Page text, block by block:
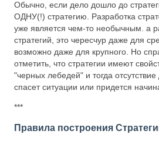
Обычно, если дело дошло до
ОДНУ(!) стратегию. Разработка
уже является чем-то необычным. а
стратегий, это чересчур даже для
возможно даже для крупного. Но
отметить, что стратегии имеют
"черных лебедей" и тогда отсутствие
спасет ситуации или придется
***
Правила построения